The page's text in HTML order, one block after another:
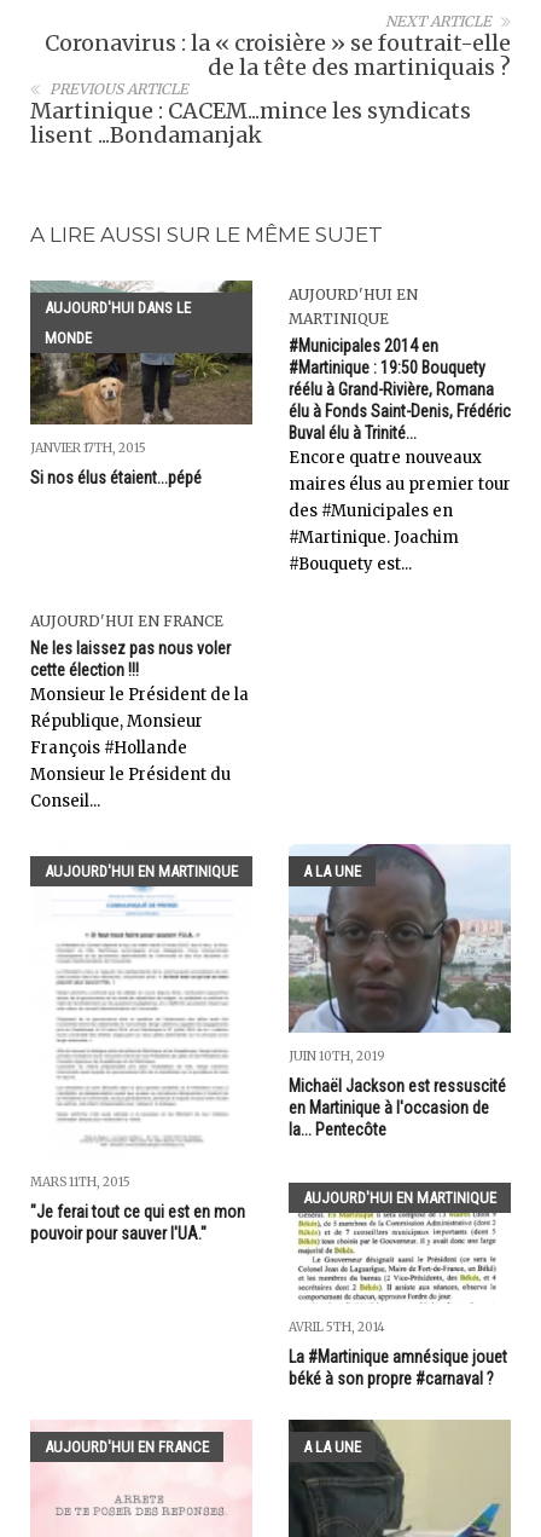
NEXT ARTICLE
Coronavirus : la « croisière » se foutrait-elle
de la tête des martiniquais ?
PREVIOUS ARTICLE
Martinique : CACEM...mince les syndicats
lisent ...Bondamanjak
A LIRE AUSSI SUR LE MÊME SUJET
AUJOURD'HUI DANS LE
MONDE
JANVIER 17TH, 2015
Si nos élus étaient...pépé
AUJOURD'HUI EN
MARTINIQUE
#Municipales 2014 en
#Martinique : 19:50 Bouquety
réélu à Grand-Rivière, Romana
élu à Fonds Saint-Denis, Frédéric
Buval élu à Trinité...
Encore quatre nouveaux
maires élus au premier tour
des #Municipales en
#Martinique. Joachim
#Bouquety est...
AUJOURD'HUI EN FRANCE
Ne les laissez pas nous voler
cette élection !!!
Monsieur le Président de la
République, Monsieur
François #Hollande
Monsieur le Président du
Conseil...
AUJOURD'HUI EN MARTINIQUE
MARS 11TH, 2015
"Je ferai tout ce qui est en mon
pouvoir pour sauver l'UA."
A LA UNE
JUIN 10TH, 2019
Michaël Jackson est ressuscité
en Martinique à l'occasion de
la... Pentecôte
AUJOURD'HUI EN MARTINIQUE
AVRIL 5TH, 2014
La #Martinique amnésique jouet
béké à son propre #carnaval ?
AUJOURD'HUI EN FRANCE A LA UNE